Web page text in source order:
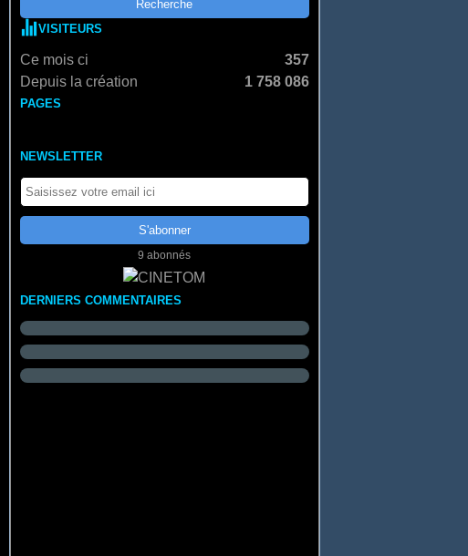
VISITEURS
Ce mois ci
357
Depuis la création
1 758 086
PAGES
NEWSLETTER
9 abonnés
DERNIERS COMMENTAIRES